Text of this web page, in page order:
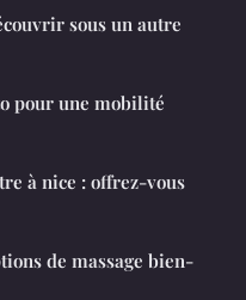
sous un autre
pour une mobilité
à nice : offrez-vous
de massage bien-